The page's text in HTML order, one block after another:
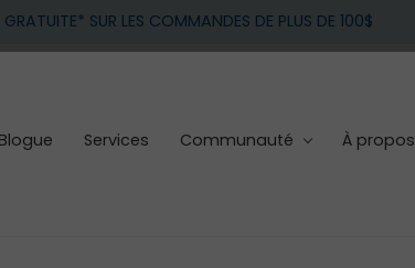
SUR LES COMMANDES DE PLUS DE 100$
Blogue Services Communauté À propos